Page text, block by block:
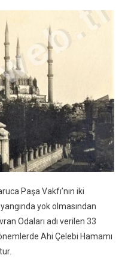
Paşa Vakfı’nın iki
yok olmasından
Odaları adı verilen 33
Ahi Çelebi Hamamı